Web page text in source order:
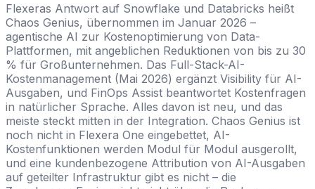
Flexeras Antwort auf Snowflake und Databricks heißt
Chaos Genius, übernommen im Januar 2026 –
agentische AI zur Kostenoptimierung von Data-
Plattformen, mit angeblichen Reduktionen von bis zu 30
% für Großunternehmen. Das Full-Stack-AI-
Kostenmanagement (Mai 2026) ergänzt Visibility für AI-
Ausgaben, und FinOps Assist beantwortet Kostenfragen
in natürlicher Sprache. Alles davon ist neu, und das
meiste steckt mitten in der Integration. Chaos Genius ist
noch nicht in Flexera One eingebettet, AI-
Kostenfunktionen werden Modul für Modul ausgerollt,
und eine kundenbezogene Attribution von AI-Ausgaben
auf geteilter Infrastruktur gibt es nicht – die